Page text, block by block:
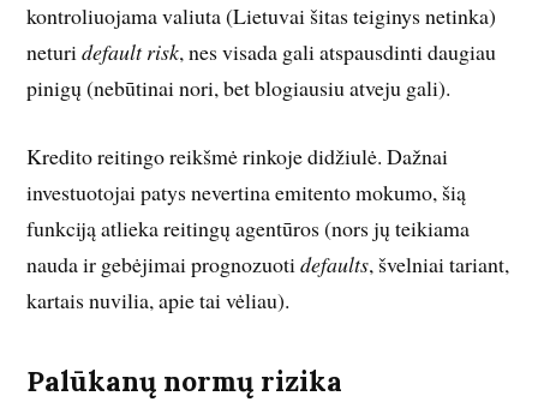
kontroliuojama valiuta (Lietuvai šitas teiginys netinka)
neturidefault risk, nes visada gali atspausdinti daugiau
pinigų (nebūtinai nori, bet blogiausiu atveju gali).
Kredito reitingo reikšmė rinkoje didžiulė. Dažnai
investuotojai patys nevertina emitento mokumo, šią
funkciją atlieka reitingų agentūros (nors jų teikiama
nauda ir gebėjimai prognozuotidefaults, švelniai tariant,
kartais nuvilia, apie tai vėliau).
Palūkanų normų rizika